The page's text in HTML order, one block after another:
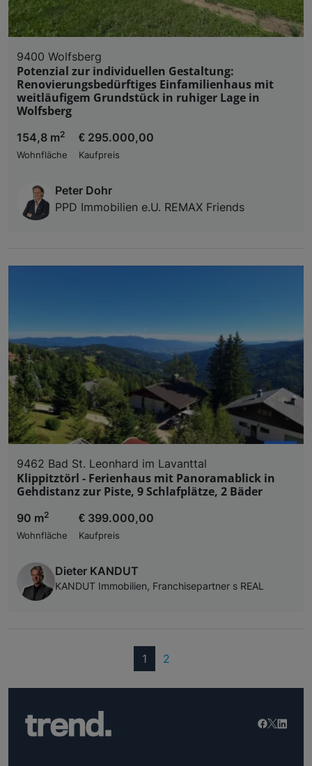
9400 Wolfsberg
Potenzial zur individuellen Gestaltung:
Renovierungsbedürftiges Einfamilienhaus mit
weitläufigem Grundstück in ruhiger Lage in
Wolfsberg
154,8 m2
Wohnfläche
€ 295.000,00
Kaufpreis
Peter Dohr
PPD Immobilien e.U. REMAX Friends
9462 Bad St. Leonhard im Lavanttal
Klippitztörl - Ferienhaus mit Panoramablick in
Gehdistanz zur Piste, 9 Schlafplätze, 2 Bäder
90 m2
Wohnfläche
€ 399.000,00
Kaufpreis
Dieter KANDUT
KANDUT Immobilien, Franchisepartner s REAL
1 (current)
2